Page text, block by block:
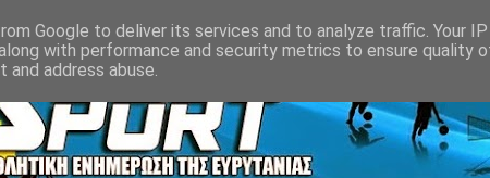
Google to deliver its services and to analyze traffic. Your
with performance and security metrics to ensure quality
address abuse.